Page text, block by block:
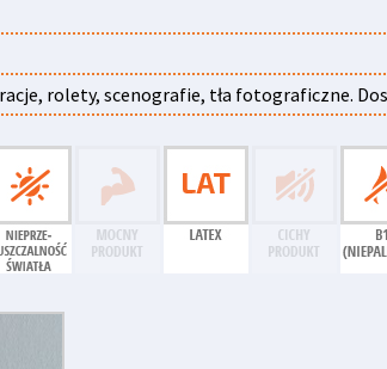
rolety, scenografie, tła fotograficzne.